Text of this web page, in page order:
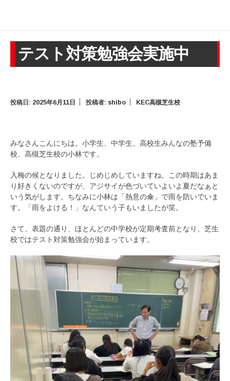
テスト対策勉強会実施中
投稿日: 2025年6月11日 投稿者: shibo KEC高槻芝生校
みなさんこんにちは。小学生、中学生、高校生みんなの塾予備
校、高槻芝生校の小林です。
入梅の候となりました。じめじめしていますね。この時期はあま
り好きくないのですが、アジサイが色づいていよいよ夏だなぁと
いう気がします。ちなみに小林は「熱意の傘」で雨を防いでいま
す。「雨をよける！」なんていう子もいましたが笑。
さて、表題の通り、ほとんどの中学校が定期考査前となり、芝生
校ではテスト対策勉強会が始まっています。